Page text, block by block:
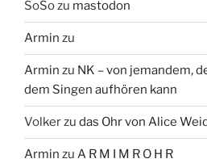
SoSozu mastodon
Armin zu
Armin zu NK – von jemandem,
dem Singen aufhören kann
Volkerzu das Ohr von Alice
Armin zu A R M I M R O H R